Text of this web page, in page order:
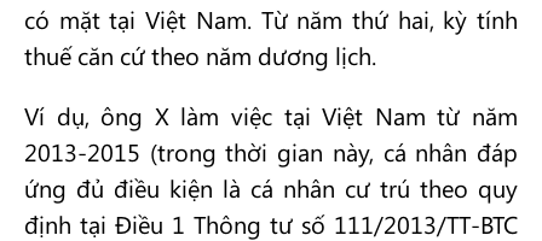
có mặt tại Việt Nam. Từ năm thứ hai, kỳ tính
thuế căn cứ theo năm dương lịch.
Ví dụ, ông X làm việc tại Việt Nam từ năm
2013-2015 (trong thời gian này, cá nhân đáp
ứng đủ điều kiện là cá nhân cư trú theo quy
định tại Điều 1 Thông tư số 111/2013/TT-BTC